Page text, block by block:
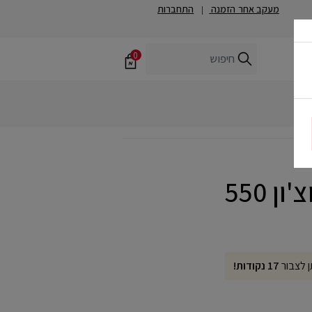
מעקב אחר הזמנה | התחברות
0
לצבור